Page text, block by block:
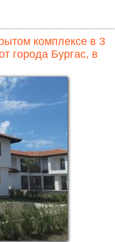
комплексе в 3
города Бургас, в